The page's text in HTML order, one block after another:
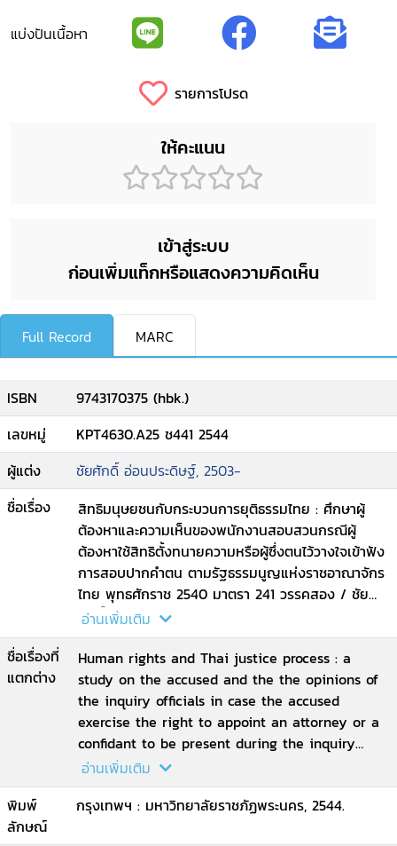
แบ่งปันเนื้อหา
รายการโปรด
ให้คะแนน
เข้าสู่ระบบ
ก่อนเพิ่มแท็กหรือแสดงความคิดเห็น
Full Record MARC
ISBN
9743170375 (hbk.)
เลขหมู่
KPT4630.A25 ช441 2544
ผู้แต่ง
ชัยศักดิ์ อ่อนประดิษฐ์, 2503-
ชื่อเรื่อง
สิทธิมนุษยชนกับกระบวนการยุติธรรมไทย : ศึกษาผู้
ต้องหาและความเห็นของพนักงานสอบสวนกรณีผู้
ต้องหาใช้สิทธิตั้งทนายความหรือผู้ซึ่งตนไว้วางใจเข้าฟัง
การสอบปากคำตน ตามรัฐธรรมนูญแห่งราชอาณาจักร
ไทย พุทธศักราช 2540 มาตรา 241 วรรคสอง / ชัย
ศักดิ์ อ่อนประดิษฐ์
อ่านเพิ่มเติม
ชื่อเรื่องที่
แตกต่าง
Human rights and Thai justice process : a
study on the accused and the the opinions of
the inquiry officials in case the accused
exercise the right to appoint an attorney or a
confidant to be present during the inquiry
under the Thai constitution B.E.2540, section
241, paragraph 2
อ่านเพิ่มเติม
พิมพ์
ลักษณ์
กรุงเทพฯ : มหาวิทยาลัยราชภัฏพระนคร, 2544.